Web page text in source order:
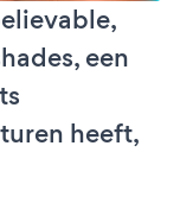
een
heeft,